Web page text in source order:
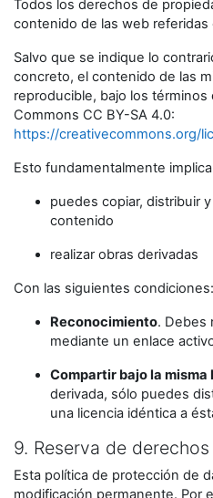
Todos los derechos de
contenido de las web
Salvo que se indique lo
concreto, el contenido de las
reproducible, bajo los términos
Commons CC BY-SA 4.0:
https://creativecommons.org/
Esto fundamentalmente
puedes copiar, distribuir
contenido
realizar obras derivadas
Con las siguientes condiciones:
Reconocimiento. Debes
mediante un enlace
Compartir bajo la misma
derivada, sólo puedes
una licencia idéntica a
9. Reserva de derechos
Esta política de protección de
modificación permanente. Por